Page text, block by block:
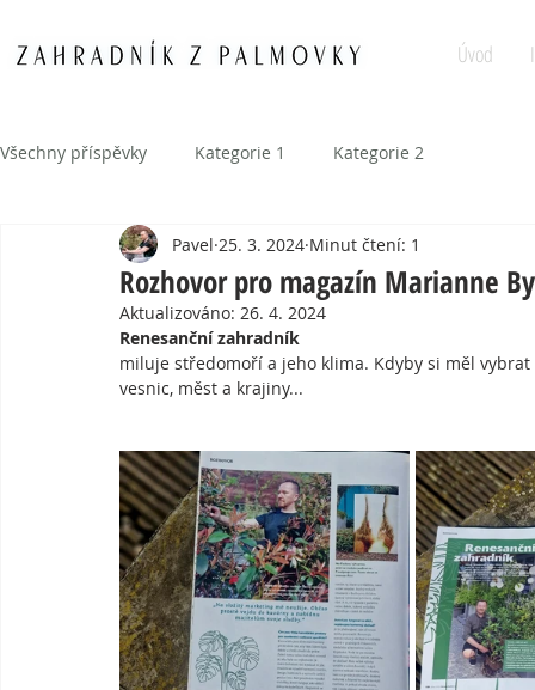
Úvod
Všechny příspěvky Kategorie 1 Kategorie 2
Rozhovor pro magazín Marianne
Pavel 25. 3. 2024 Minut čtení: 1
Aktualizováno: 26. 4. 2024
Renesanční zahradník
miluje středomoří a jeho klima. Kdyby si měl
vesnic, měst a krajiny...